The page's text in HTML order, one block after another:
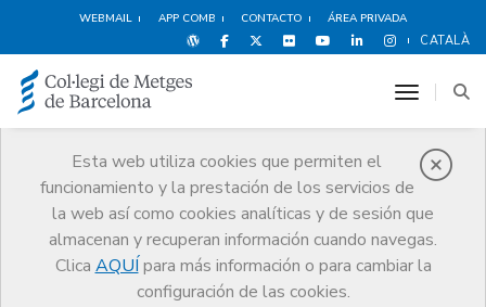
WEBMAIL APP COMB CONTACTO ÁREA PRIVADA
CATALÀ
Esta web utiliza cookies que permiten el
funcionamiento y la prestación de los servicios de
la web así como cookies analíticas y de sesión que
almacenan y recuperan información cuando navegas.
Clica AQUÍ para más información o para cambiar la
configuración de las cookies.
toggle
Premios
El CoMB Guardonat Edició 2016